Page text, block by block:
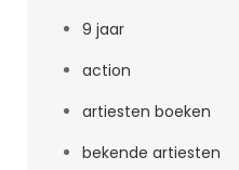
9 jaar
action
artiesten boeken
bekende artiesten